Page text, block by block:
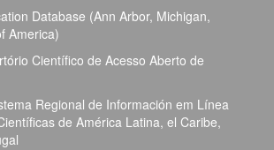
Database (Ann Arbor, Michigan,
America)
Científico de Acesso Aberto de
Regional de Información em Línea
de América Latina, el Caribe,